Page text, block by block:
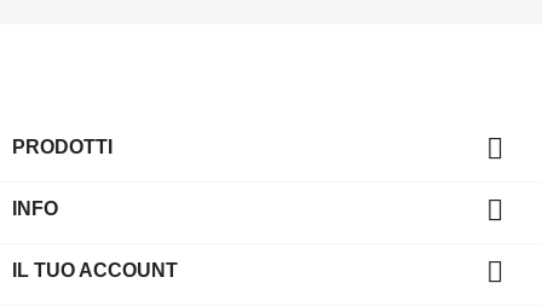
PRODOTTI 
INFO 
IL TUO ACCOUNT 